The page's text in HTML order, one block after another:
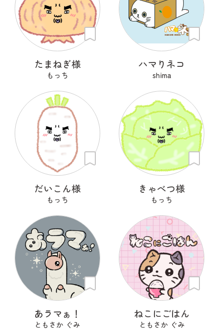
たまねぎ様
もっち
ハマりネコ
shima
だいこん様
もっち
きゃべつ様
もっち
あラマぁ！
ともさか ぐみ
ねこにごはん
ともさか ぐみ